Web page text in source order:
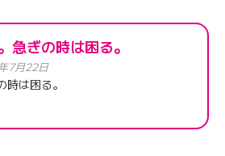
急ぎの時は困る。
7月22日
は困る。